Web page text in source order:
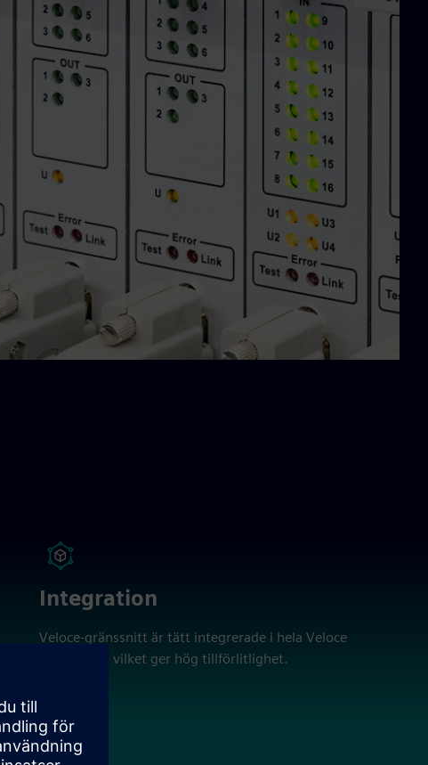
Integration
Veloce-gränssnitt är tätt integrerade i hela Veloce
Ecosystem, vilket ger hög tillförlitlighet.